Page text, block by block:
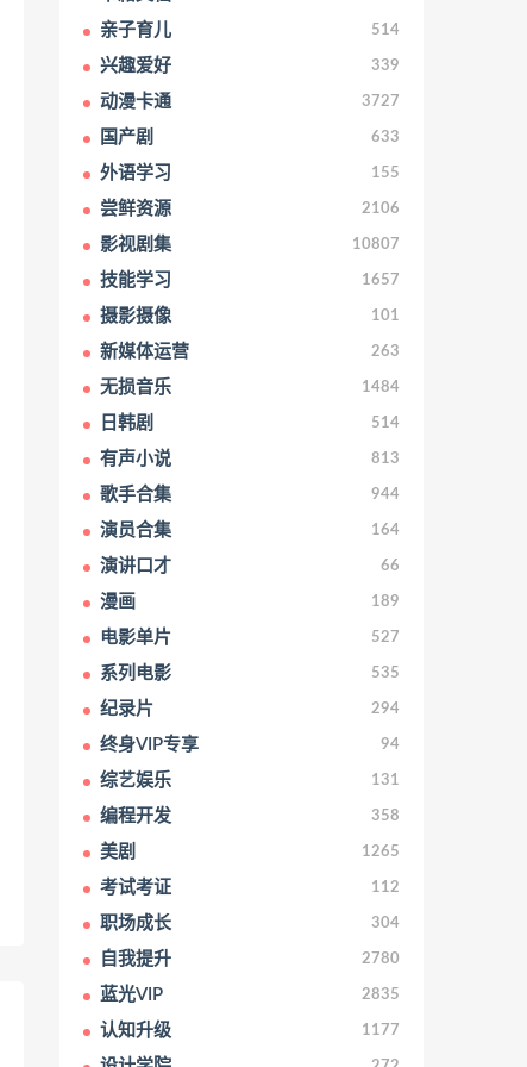
亲子育儿 514
兴趣爱好 339
动漫卡通 3727
国产剧 633
外语学习 155
尝鲜资源 2106
影视剧集 10807
技能学习 1657
摄影摄像 101
新媒体运营 263
无损音乐 1484
日韩剧 514
有声小说 813
歌手合集 944
演员合集 164
演讲口才 66
漫画 189
电影单片 527
系列电影 535
纪录片 294
终身VIP专享 94
综艺娱乐 131
编程开发 358
美剧 1265
考试考证 112
职场成长 304
自我提升 2780
蓝光VIP 2835
认知升级 1177